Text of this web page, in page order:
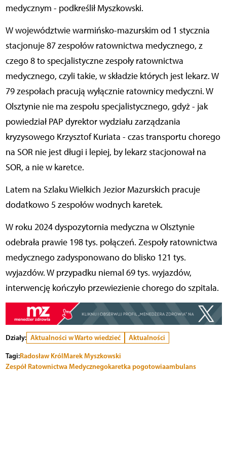
medycznym - podkreślił Myszkowski.
W województwie warmińsko-mazurskim od 1 stycznia
stacjonuje 87 zespołów ratownictwa medycznego, z
czego 8 to specjalistyczne zespoły ratownictwa
medycznego, czyli takie, w składzie których jest lekarz. W
79 zespołach pracują wyłącznie ratownicy medyczni. W
Olsztynie nie ma zespołu specjalistycznego, gdyż - jak
powiedział PAP dyrektor wydziału zarządzania
kryzysowego Krzysztof Kuriata - czas transportu chorego
na SOR nie jest długi i lepiej, by lekarz stacjonował na
SOR, a nie w karetce.
Latem na Szlaku Wielkich Jezior Mazurskich pracuje
dodatkowo 5 zespołów wodnych karetek.
W roku 2024 dyspozytornia medyczna w Olsztynie
odebrała prawie 198 tys. połączeń. Zespoły ratownictwa
medycznego zadysponowano do blisko 121 tys.
wyjazdów. W przypadku niemal 69 tys. wyjazdów,
interwencję kończyło przewiezienie chorego do szpitala.
Działy: Aktualności w Warto wiedzieć
Aktualności
Tagi:Radosław KrólMarek Myszkowski
Zespół Ratownictwa Medycznegokaretka pogotowiaambulans